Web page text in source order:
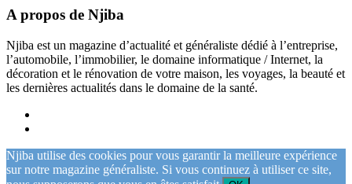
A propos de Njiba
Njiba est un magazine d’actualité et généraliste dédié à l’entreprise,
l’automobile, l’immobilier, le domaine informatique / Internet, la
décoration et le rénovation de votre maison, les voyages, la beauté et
les dernières actualités dans le domaine de la santé.
Njiba utilise des cookies pour vous garantir la meilleure expérience
sur notre magazine généraliste. Si vous continuez à utiliser ce site,